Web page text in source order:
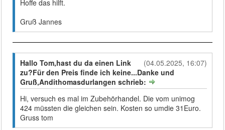
Hoffe das hilft.
Gruß Jannes
(04.05.2025, 16:07)
Hallo Tom,hast du da einen Link
zu?Für den Preis finde ich keine...Danke und
Gruß,Andithomasdurlangen schrieb:
Hi, versuch es mal im Zubehörhandel. Die vom unimog
424 müssten die gleichen sein. Kosten so umdie 31Euro.
Gruss tom